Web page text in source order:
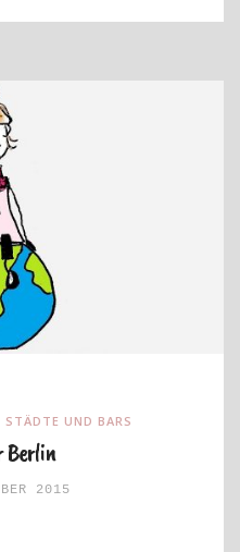
STÄDTE UND BARS
Berlin
2015